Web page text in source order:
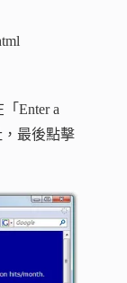
Enter a
，最後點擊